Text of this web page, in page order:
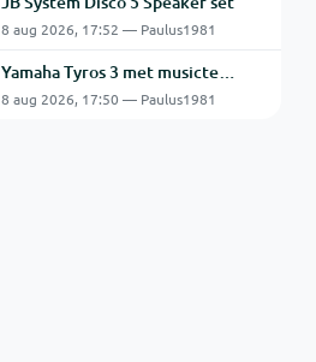
8 aug 2026, 17:52 — Paulus1981
Yamaha Tyros 3 met musictech MT 50 B-Grif
8 aug 2026, 17:50 — Paulus1981